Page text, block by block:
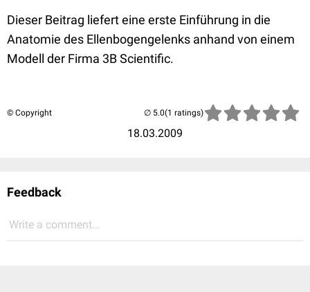
Dieser Beitrag liefert eine erste Einführung in die
Anatomie des Ellenbogengelenks anhand von einem
Modell der Firma 3B Scientific.
© Copyright
18.03.2009
(1 ratings)
Feedback
Write a comment...